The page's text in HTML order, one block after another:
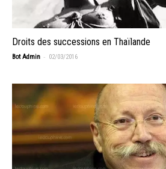
Droits des successions en Thaïlande
Bot Admin - 02/03/2016